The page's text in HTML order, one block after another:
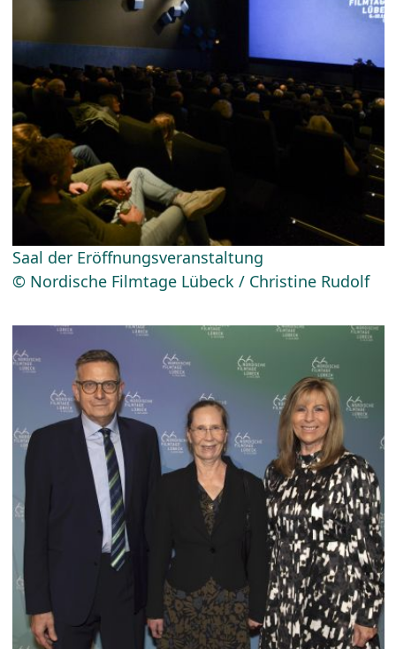
Saal der Eröffnungsveranstaltung
© Nordische Filmtage Lübeck / Christine Rudolf